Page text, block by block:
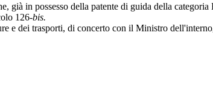
già in possesso della patente di guida della
126-bis.
e dei trasporti, di concerto con il Ministro